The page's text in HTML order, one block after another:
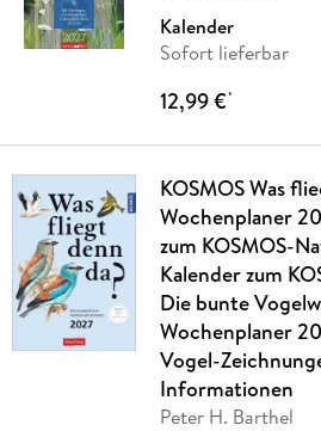
Kalender
Sofort lieferbar
12,99 €*
KOSMOS Was
Wochenplaner
zum KOSMOS-
Kalender zum
Die bunte
Wochenplaner
Vogel-
Informationen
Peter H. Barthel